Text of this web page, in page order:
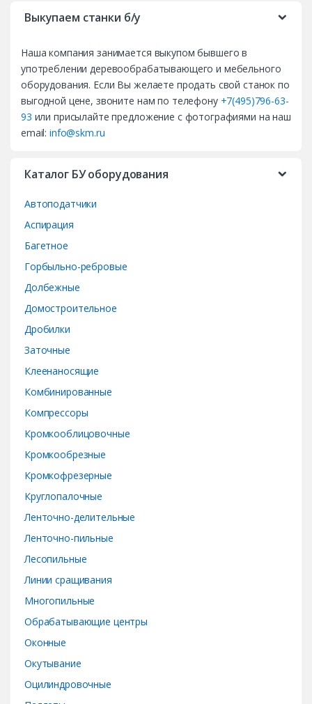
Выкупаем станки б/у
Наша компания занимается выкупом бывшего в
употреблении деревообрабатывающего и мебельного
оборудования. Если Вы желаете продать свой станок по
выгодной цене, звоните нам по телефону +7(495)796-63-
93 или присылайте предложение с фотографиями на наш
email:info@skm.ru
Каталог БУ оборудования
Автоподатчики
Аспирация
Багетное
Горбыльно-ребровые
Долбежные
Домостроительное
Дробилки
Заточные
Клеенаносящие
Комбинированные
Компрессоры
Кромкооблицовочные
Кромкообрезные
Кромкофрезерные
Круглопалочные
Ленточно-делительные
Ленточно-пильные
Лесопильные
Линии сращивания
Многопильные
Обрабатывающие центры
Оконные
Окутывание
Оцилиндровочные